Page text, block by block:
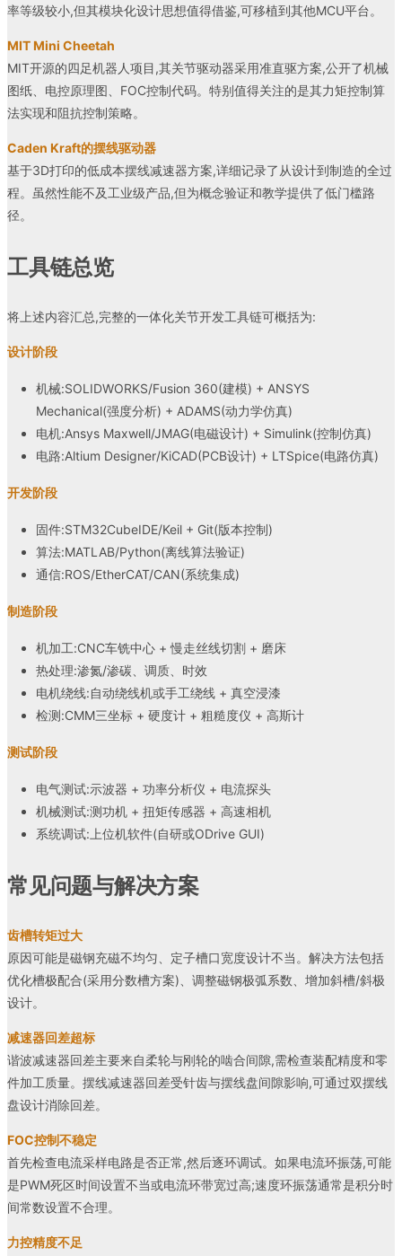
率等级较小,但其模块化设计思想值得借鉴,可移植到其他MCU平台。
MIT Mini Cheetah
MIT开源的四足机器人项目,其关节驱动器采用准直驱方案,公开了机械
图纸、电控原理图、FOC控制代码。特别值得关注的是其力矩控制算
法实现和阻抗控制策略。
Caden Kraft的摆线驱动器
基于3D打印的低成本摆线减速器方案,详细记录了从设计到制造的全过
程。虽然性能不及工业级产品,但为概念验证和教学提供了低门槛路
径。
工具链总览
将上述内容汇总,完整的一体化关节开发工具链可概括为:
设计阶段
机械:SOLIDWORKS/Fusion 360(建模) + ANSYS
Mechanical(强度分析) + ADAMS(动力学仿真)
电机:Ansys Maxwell/JMAG(电磁设计) + Simulink(控制仿真)
电路:Altium Designer/KiCAD(PCB设计) + LTSpice(电路仿真)
开发阶段
固件:STM32CubeIDE/Keil + Git(版本控制)
算法:MATLAB/Python(离线算法验证)
通信:ROS/EtherCAT/CAN(系统集成)
制造阶段
机加工:CNC车铣中心 + 慢走丝线切割 + 磨床
热处理:渗氮/渗碳、调质、时效
电机绕线:自动绕线机或手工绕线 + 真空浸漆
检测:CMM三坐标 + 硬度计 + 粗糙度仪 + 高斯计
测试阶段
电气测试:示波器 + 功率分析仪 + 电流探头
机械测试:测功机 + 扭矩传感器 + 高速相机
系统调试:上位机软件(自研或ODrive GUI)
常见问题与解决方案
齿槽转矩过大
原因可能是磁钢充磁不均匀、定子槽口宽度设计不当。解决方法包括
优化槽极配合(采用分数槽方案)、调整磁钢极弧系数、增加斜槽/斜极
设计。
减速器回差超标
谐波减速器回差主要来自柔轮与刚轮的啮合间隙,需检查装配精度和零
件加工质量。摆线减速器回差受针齿与摆线盘间隙影响,可通过双摆线
盘设计消除回差。
FOC控制不稳定
首先检查电流采样电路是否正常,然后逐环调试。如果电流环振荡,可能
是PWM死区时间设置不当或电流环带宽过高;速度环振荡通常是积分时
间常数设置不合理。
力控精度不足